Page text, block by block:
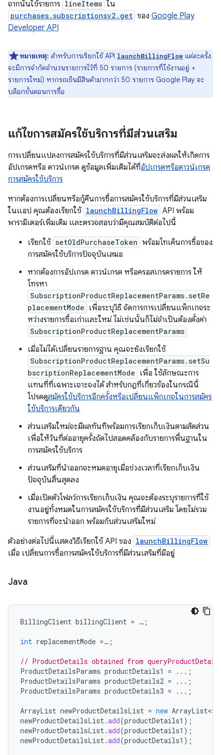
จากนั้นใช้รายการ lineItems ใน
purchases.subscriptionsv2.get ของ Google Play
Developer API
หมายเหตุ: สำหรับการเรียกใช้ API launchBillingFlow แต่ละครั้ง
จะมีการจำกัดจำนวนรายการไว้ที่ 50 รายการ (รายการที่ใช้งานอยู่ +
รายการใหม่) หากรถเข็นมีสินค้ามากกว่า 50 รายการ Google Play จะ
บล็อกขั้นตอนการซื้อ
แก้ไขการสมัครใช้บริการที่มีส่วนเสริม
การเปลี่ยนแปลงการสมัครใช้บริการที่มีส่วนเสริมจะส่งผลให้เกิดการ
อัปเกรดหรือ ดาวน์เกรด ดูข้อมูลเพิ่มเติมได้ที่อัปเกรดหรือดาวน์เกรด
การสมัครใช้บริการ
หากต้องการเปลี่ยนหรือกู้คืนการซื้อการสมัครใช้บริการที่มีส่วนเสริม
ในแอป คุณต้องเรียกใช้ launchBillingFlow API พร้อม
พารามิเตอร์เพิ่มเติม และตรวจสอบว่ามีคุณสมบัติต่อไปนี้
เรียกใช้ setOldPurchaseToken พร้อมโทเค็นการซื้อของ
การสมัครใช้บริการปัจจุบันเสมอ
หากต้องการอัปเกรด ดาวน์เกรด หรือครอสเกรดรายการ ให้
โทรหา
SubscriptionProductReplacementParams.setRe
placementMode เพื่อระบุวิธี จัดการการเปลี่ยนแพ็กเกจระ
หว่างรายการซื้อเก่าและใหม่ ไม่เช่นนั้นก็ไม่จำเป็นต้องตั้งค่า
SubscriptionProductReplacementParams
เมื่อไม่ได้เปลี่ยนรายการฐาน คุณจะยังเรียกใช้
SubscriptionProductReplacementParams.setSu
bscriptionReplacementMode เพื่อ ใช้ลักษณะการ
แทนที่ที่เฉพาะเจาะจงได้ สำหรับกฎที่เกี่ยวข้องในกรณีนี้
โปรดดูสมัครใช้บริการอีกครั้งหรือเปลี่ยนแพ็กเกจในการสมัคร
ใช้บริการเดียวกัน
ส่วนเสริมใหม่จะมีผลทันทีพร้อมการเรียกเก็บเงินตามสัดส่วน
เพื่อให้วันที่ต่ออายุครั้งถัดไปสอดคล้องกับรายการพื้นฐานใน
การสมัครใช้บริการ
ส่วนเสริมที่นำออกจะหมดอายุเมื่อช่วงเวลาที่เรียกเก็บเงิน
ปัจจุบันสิ้นสุดลง
เมื่อเปิดตัวโฟลว์การเรียกเก็บเงิน คุณจะต้องระบุรายการที่ใช้
งานอยู่ทั้งหมดในการสมัครใช้บริการที่มีส่วนเสริม โดยไม่รวม
รายการที่จะนำออก พร้อมกับส่วนเสริมใหม่
ตัวอย่างต่อไปนี้แสดงวิธีเรียกใช้ API ของ launchBillingFlow
เมื่อ เปลี่ยนการซื้อการสมัครใช้บริการที่มีส่วนเสริมที่มีอยู่
Java
BillingClient billingClient = … ;
int replacementMode =… ;
// ProductDetails obtained from
ProductDetailsParams productDetails1 =
...;
ProductDetailsParams productDetails2 =
...;
ProductDetailsParams productDetails3 = ...;
ArrayList newProductDetailsList = new ArrayList<>
newProductDetailsList.add(productDetails1 );
newProductDetailsList.add(productDetails1 );
newProductDetailsList.add(productDetails1 );